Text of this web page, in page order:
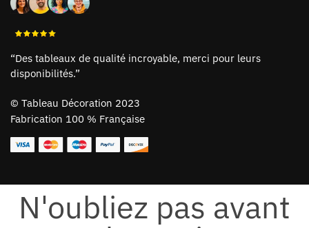
“Des tableaux de qualité incroyable, merci pour leurs
disponibilités.”
© Tableau Décoration 2023
Fabrication 100 % Française
N'oubliez pas avant